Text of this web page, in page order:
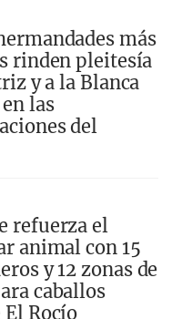
más
rinden pleitesía
y a la Blanca
las
del
refuerza el
animal con 15
y 12 zonas de
caballos
Rocío